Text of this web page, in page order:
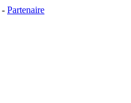
- Partenaire